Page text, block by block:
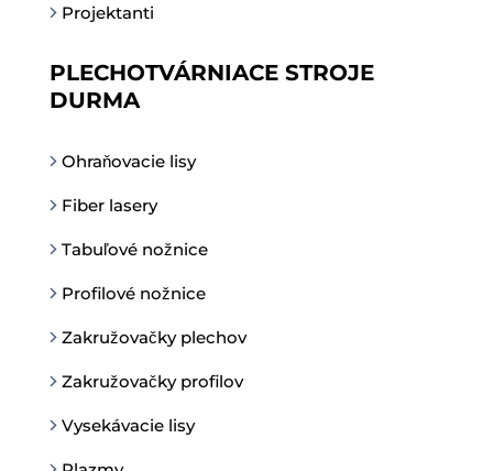
Projektanti
PLECHOTVÁRNIACE STROJE
DURMA
Ohraňovacie lisy
Fiber lasery
Tabuľové nožnice
Profilové nožnice
Zakružovačky plechov
Zakružovačky profilov
Vysekávacie lisy